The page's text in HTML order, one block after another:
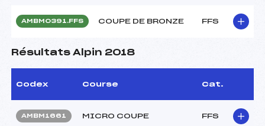
AMBM0391.FFS COUPE DE BRONZE FFS
Résultats Alpin 2018
Codex Course Cat.
AMBM1661 MICRO COUPE FFS